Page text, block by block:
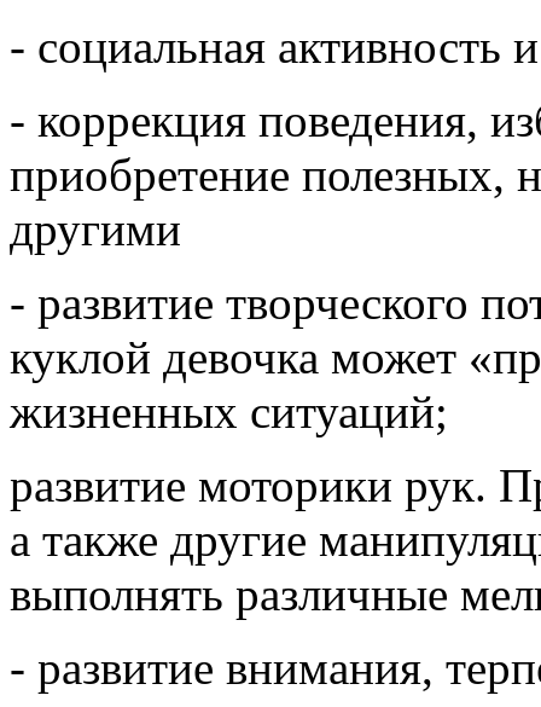
- социальная активность
- коррекция поведения,
приобретение полезных,
другими
- развитие творческого
куклой девочка может
жизненных ситуаций;
развитие моторики рук.
а также другие
выполнять различные
- развитие внимания,